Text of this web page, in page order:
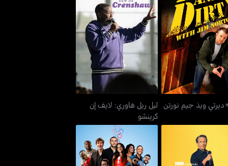
ويذ جيم نورتن
ويذ جيم نورتن
ليل ريل هاوري: لايف إن
كرينشو
ليل ريل هاوري: لايف إن
كرينشو